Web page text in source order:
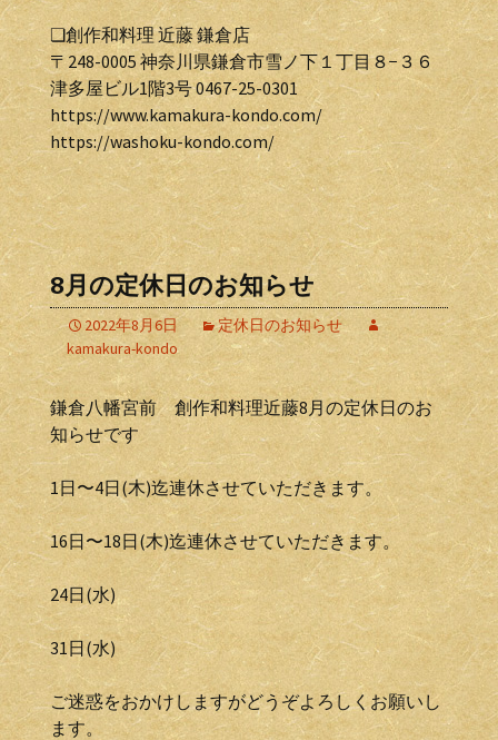
❏創作和料理 近藤 鎌倉店
〒248-0005 神奈川県鎌倉市雪ノ下１丁目８−３６
津多屋ビル1階3号 0467-25-0301
https://www.kamakura-kondo.com/
https://washoku-kondo.com/
8月の定休日のお知らせ
2022年8月6日
定休日のお知らせ
kamakura-kondo
鎌倉八幡宮前 創作和料理近藤8月の定休日のお
知らせです
1日〜4日(木)迄連休させていただきます。
16日〜18日(木)迄連休させていただきます。
24日(水)
31日(水)
ご迷惑をおかけしますがどうぞよろしくお願いし
ます。